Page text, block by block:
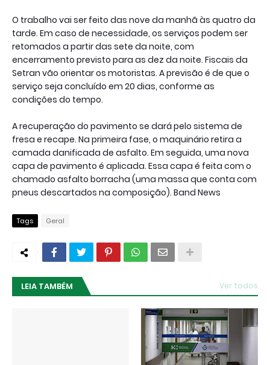
O trabalho vai ser feito das nove da manhã às quatro da
tarde. Em caso de necessidade, os serviços podem ser
retomados a partir das sete da noite, com
encerramento previsto para as dez da noite. Fiscais da
Setran vão orientar os motoristas. A previsão é de que o
serviço seja concluído em 20 dias, conforme as
condições do tempo.
A recuperação do pavimento se dará pelo sistema de
fresa e recape. Na primeira fase, o maquinário retira a
camada danificada de asfalto. Em seguida, uma nova
capa de pavimento é aplicada. Essa capa é feita com o
chamado asfalto borracha (uma massa que conta com
pneus descartados na composição). Band News
Tags Geral
LEIA TAMBÉM Ver todos